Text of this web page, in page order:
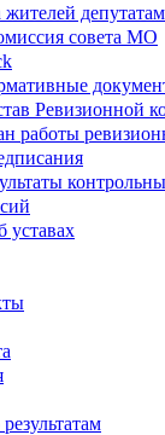
жителей
совета МО
Ревизионной
работы
уставах